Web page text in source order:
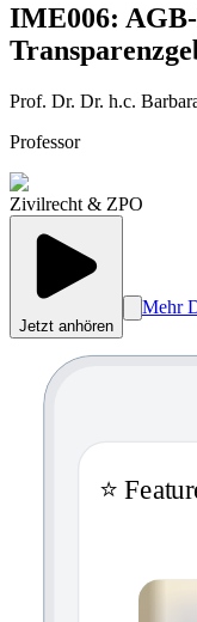
IME006:
Prof. Dr. Dr. h.c.
Professor
Zivilrecht & ZPO
Jetzt anhören
Mehr
⭐